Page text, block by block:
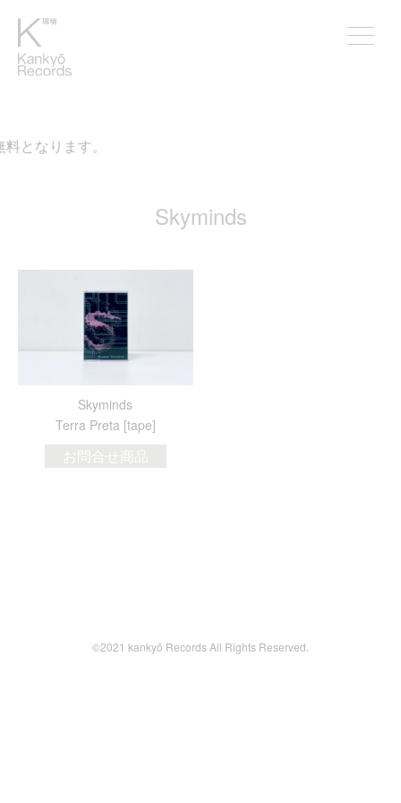
となります。
Skyminds
Skyminds
Terra Preta [tape]
お問合せ商品
©2021 kankyō Records All Rights Reserved.